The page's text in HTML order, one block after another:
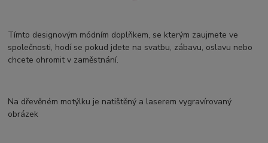
Tímto designovým módním doplňkem, se kterým zaujmete ve
společnosti, hodí se pokud jdete na svatbu, zábavu, oslavu nebo
chcete ohromit v zaměstnání.
Na dřevěném motýlku je natištěný a laserem vygravírovaný
obrázek